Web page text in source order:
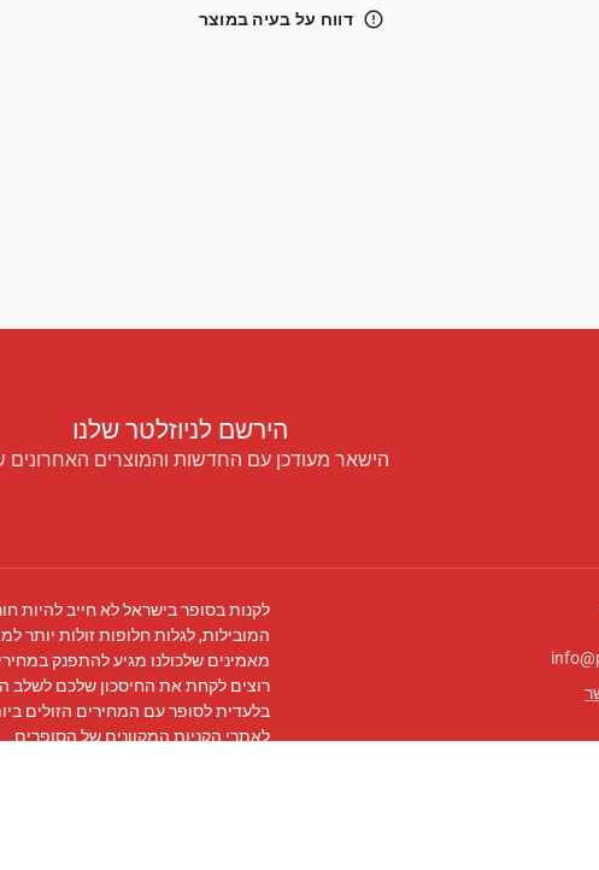
error_outline דווח על בעיה במוצר
הירשם לניוזלטר שלנו
הישאר מעודכן עם החדשות והמוצרים האחרונים
לקנות בסופר בישראל לא חייב להיות
המובילות, לגלות חלופות זולות יותר
מאמינים שלכולנו מגיע להתפנק
רוצים לקחת את החיסכון שלכם לשלב
בלעדית לסופר עם המחירים הזולים
לאתרי הקניות המקוונים של הסופרים.